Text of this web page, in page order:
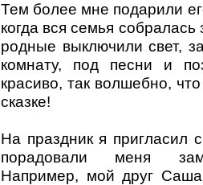
Тем более мне подарили
когда вся семья
родные выключили свет,
комнату, под песни и
красиво, так волшебно,
сказке!
На праздник я пригласил
порадовали меня
Например, мой друг